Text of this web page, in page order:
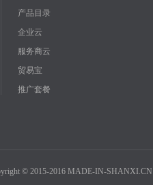
产品目录
企业云
服务商云
贸易宝
推广套餐
© 2015-2016 MADE-IN-